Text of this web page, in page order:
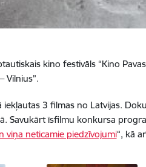
kino festivāls “Kino
Vilnius”.
iekļautas 3 filmas no Latvijas.
Savukārt īsfilmu konkursa
viņa neticamie piedzīvojumi“, kā